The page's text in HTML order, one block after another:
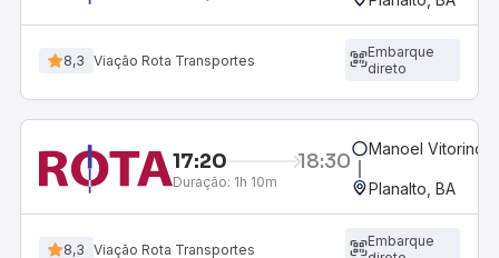
8,3 Viação Rota Transportes
Embarque
direto
17:20 18:30
Duração: 1h 10m
Manoel Vitorino,
Planalto, BA
8,3 Viação Rota Transportes
Embarque